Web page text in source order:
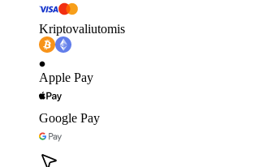
Kriptovaliutomis
Apple Pay
Google Pay